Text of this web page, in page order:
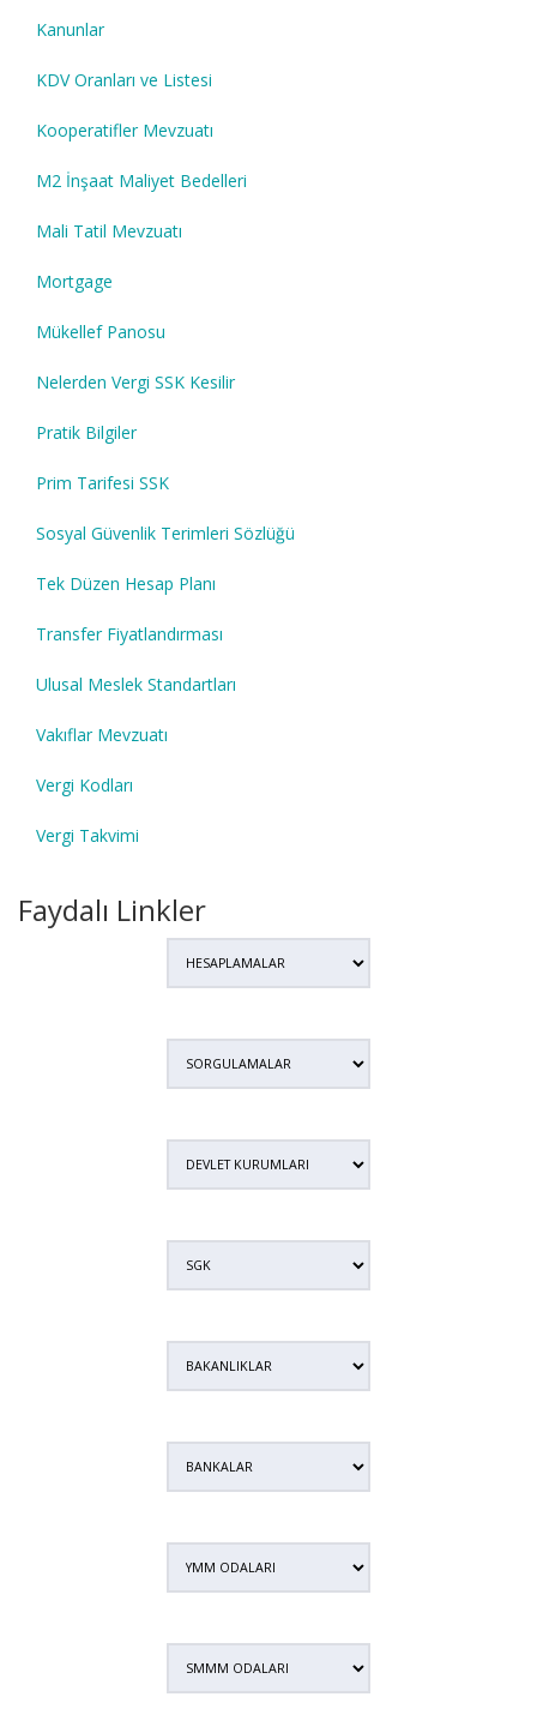
Kanunlar
KDV Oranları ve Listesi
Kooperatifler Mevzuatı
M2 İnşaat Maliyet Bedelleri
Mali Tatil Mevzuatı
Mortgage
Mükellef Panosu
Nelerden Vergi SSK Kesilir
Pratik Bilgiler
Prim Tarifesi SSK
Sosyal Güvenlik Terimleri Sözlüğü
Tek Düzen Hesap Planı
Transfer Fiyatlandırması
Ulusal Meslek Standartları
Vakıflar Mevzuatı
Vergi Kodları
Vergi Takvimi
Faydalı Linkler